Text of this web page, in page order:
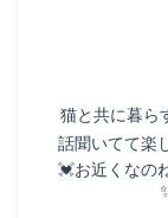
猫と共に暮ら
話聞いてて楽
💓お近くなの